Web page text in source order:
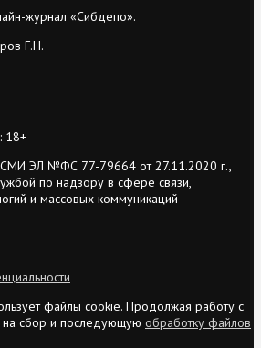
журнал «Сибдепо».
Г.Н.
18+
СМИ ЭЛ №ФС 77-79664 от 27.11.2020 г.,
по надзору в сфере связи,
и массовых коммуникаций
файлы cookie. Продолжая работу с
на сбор и последующую обработку файлов